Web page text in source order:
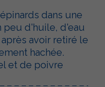
dans une
peu d'huile, d'eau
avoir retiré le
hachée.
et de poivre